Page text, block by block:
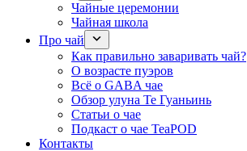
Чайные церемонии
Чайная школа
Про чай
Как правильно заваривать чай?
О возрасте пуэров
Всё о GABA чае
Обзор улуна Те Гуаньинь
Статьи о чае
Подкаст о чае TeaPOD
Контакты